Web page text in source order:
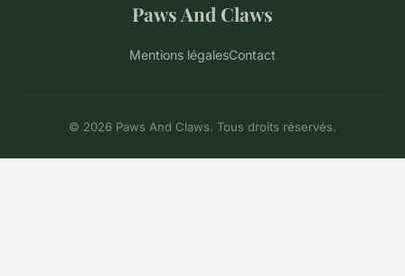
Paws And Claws
Mentions légalesContact
© 2026 Paws And Claws. Tous droits réservés.